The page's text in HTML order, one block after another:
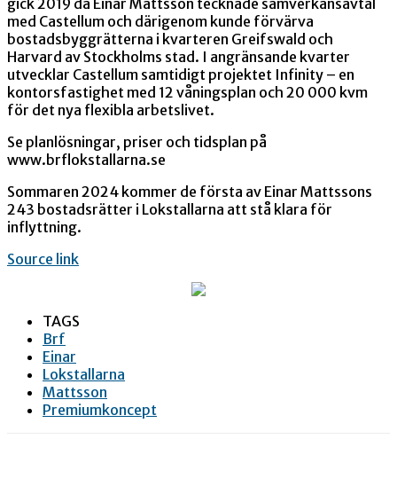
med Castellum och därigenom kunde förvärva
bostadsbyggrätterna i kvarteren Greifswald och
Harvard av Stockholms stad. I angränsande kvarter
utvecklar Castellum samtidigt projektet Infinity – en
kontorsfastighet med 12 våningsplan och 20 000 kvm
för det nya flexibla arbetslivet.
Se planlösningar, priser och tidsplan på
www.brflokstallarna.se
Sommaren 2024 kommer de första av Einar Mattssons
243 bostadsrätter i Lokstallarna att stå klara för
inflyttning.
Source link
TAGS
Brf
Einar
Lokstallarna
Mattsson
Premiumkoncept